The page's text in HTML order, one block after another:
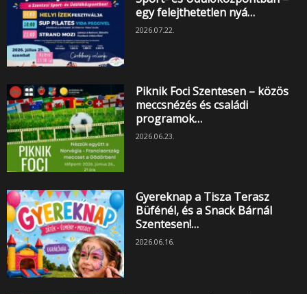
egy felejthetetlen nyá…
2026.07.22.
Piknik Foci Szentesen – közös
meccsnézés és családi
programok…
2026.06.23.
Gyereknap a Tisza Terasz
Büfénél, és a Snack Bárnál
Szentesen!…
2026.06.16.